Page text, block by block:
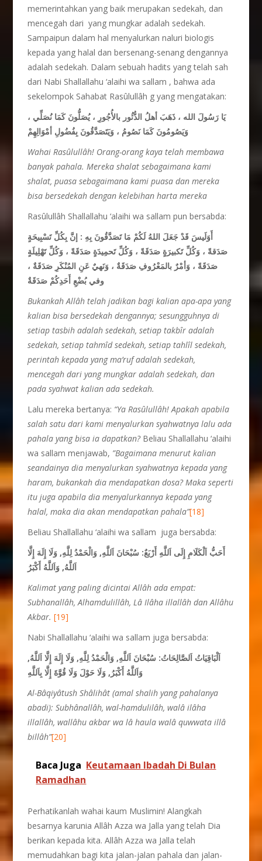
memerintahkan yang baik merupakan sedekah, dan
mencegah dari yang mungkar adalah sedekah.
Sampaipun dalam hal menyalurkan naluri biologis
kepada yang halal dan bersenang-senang dengannya
adalah sedekah. Dalam sebuah hadits yang telah sah
dari Nabi Shallallahu ‘alaihi wa sallam , bahwa ada
sekelompok Sahabat Rasûlullâh g yang mengatakan:
يَا رَسُولَ الله ، ذَهَبَ أهلُ الدُّثُور بالأُجُورِ ، يُصَلُّونَ كَمَا نُصَلِّي ،
وَيَصُومُونَ كَمَا نَصُومُ ، وَيَتَصَدَّقُونَ بِفُضُولِ أمْوَالِهِمْ
Wahai Rasûlullâh! Orang-orang kaya telah membawa
banyak pahala. Mereka shalat sebagaimana kami
shalat, puasa sebagaimana kami puasa dan mereka
bisa bersedekah dengan kelebihan harta mereka
Rasûlullâh Shallallahu ‘alaihi wa sallam pun bersabda:
أَوَلَيسَ قَدْ جَعَلَ اللهُ لَكُمْ مَا تَصَدَّقُونَ بِهِ : إنَّ بِكُلِّ تَسْبِيحَةٍ
صَدَقةً ، وَكُلِّ تَكبيرَةٍ صَدَقَةً ، وَكُلِّ تَحمِيدَةٍ صَدَقَةً ، وَكُلِّ تَهْلِيلَةٍ
صَدَقَةً ، وَأمْرٌ بالمَعْرُوفِ صَدَقَةٌ ، وَنَهيٌ عَنِ المُنْكَرِ صَدَقَةٌ ،
وفي بُضْعِ أَحَدِكُمْ صَدَقَةٌ
Bukankah Allâh telah jadikan bagi kalian apa-apa yang
kalian bisa bersedekah dengannya; sesungguhnya di
setiap tasbih adalah sedekah, setiap takbîr adalah
sedekah, setiap tahmîd sedekah, setiap tahlîl sedekah,
perintah kepada yang ma’ruf adalah sedekah,
mencegah dari yang mungkar adalah sedekah, dan
pada syahwat kalian ada sedekah.
Lalu mereka bertanya: “Ya Rasûlullâh! Apakah apabila
salah satu dari kami menyalurkan syahwatnya lalu ada
pahala yang bisa ia dapatkan?Beliau Shallallahu ‘alaihi
wa sallam menjawab, ”Bagaimana menurut kalian
seandainya dia menyalurkan syahwatnya kepada yang
haram, bukankah dia mendapatkan dosa? Maka seperti
itu juga apabila dia menyalurkannya kepada yang
halal, maka dia akan mendapatkan pahala”[18]
Beliau Shallallahu ‘alaihi wa sallam juga bersabda:
أَحَبُّ اَلْكَلَامِ إِلَى اَللَّهِ أَرْبَعٌ: سُبْحَانَ اَللَّهِ, وَالْحَمْدُ لِلَّهِ, وَلَا إِلَهَ إِلَّا
اَللَّهُ, وَاَللَّهُ أَكْبَرُ
Kalimat yang paling dicintai Allâh ada empat:
Subhanallâh, Alhamdulillâh, Lâ Ilâha illallâh dan Allâhu
Akbar.[19]
Nabi Shallallahu ‘alaihi wa sallam juga bersabda:
اَلْبَاقِيَاتُ اَلصَّالِحَاتُ: سُبْحَانَ اَللَّهِ, وَالْحَمْدُ لِلَّهِ, وَلَا إِلَهَ إِلَّا اَللَّهُ,
وَاَللَّهُ أَكْبَرُ, وَلَا حَوْلَ وَلَا قُوَّةَ إِلَّا بِاَللَّهِ
Al-Bâqiyâtush Shâlihât (amal shalih yang pahalanya
abadi): Subhânallâh, wal-hamdulilâh, walâ ilâha
illallâh, wallâhu akbar wa lâ haula walâ quwwata illâ
billâh”[20]
Baca Juga Keutamaan Ibadah Di Bulan
Ramadhan
Perhatikanlah wahai kaum Muslimin! Alangkah
besarnya karunia Allâh Azza wa Jalla yang telah Dia
berikan kepada kita. Allâh Azza wa Jalla telah
memudahkan bagi kita jalan-jalan pahala dan jalan-